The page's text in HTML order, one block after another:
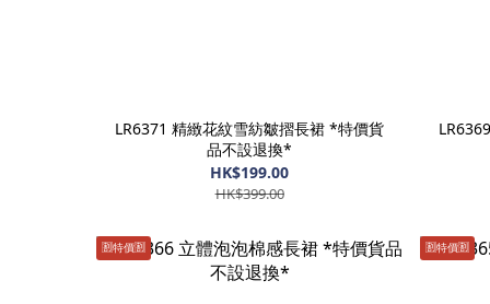
LR6371 精緻花紋雪紡皺摺長裙 *特價貨
品不設退換*
HK$199.00
HK$399.00
🈹️特價🈹️ 🈹️特價🈹️